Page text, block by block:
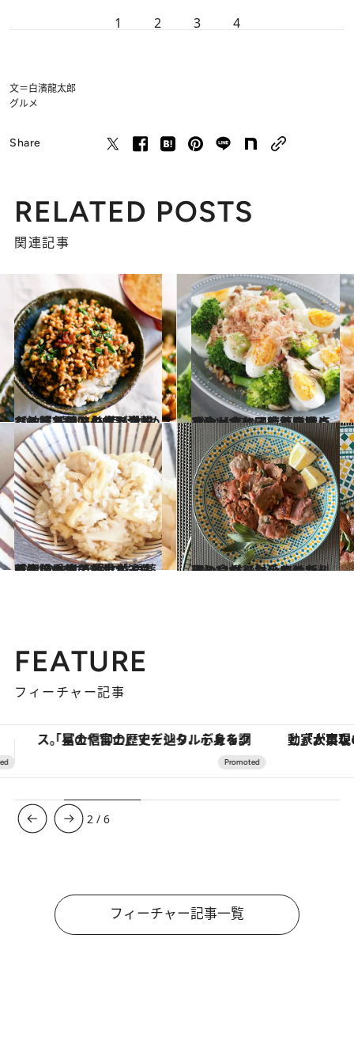
1 2 3 4
文＝白濱龍太郎
グルメ
Share
RELATED POSTS
関連記事
2024.12.13
【納豆ごはんのアレンジレシピ7選】「納豆は炒めると違う美味しさが生まれる」毎日でも食べたくなる技ありアイデア満載
グルメ 2024.12.7
冷えからくる疲れた時こそ食べてケア！毎日摂りたい【疲れ回復薬膳レシピ】と食べる時の注意点
グルメ
2024.11.6
肌寒い季節の救世主・生姜は使い方で効果が違う？ いますぐ役に立つ薬膳知識＆生姜レシピ3選
グルメ 2024.11.29
月のリズムに合わせた料理＆食材【射手座の新月】に作りたいのはサルティンボッカ
占い
FEATURE
フィーチャー記事
「大事なのは地域の意識を変えること」。ロレックス賞受賞の自然保護活動家が実現させたナイジェリアの自然環境の復活 ヴァシュロン・コンスタンタ
3 /6
フィーチャー記事一覧